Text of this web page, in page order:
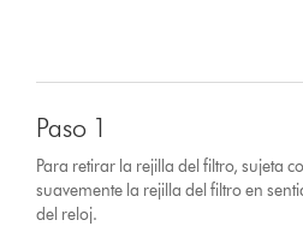
Paso 1
Para retirar la rejilla del filtro, sujeta
suavemente la rejilla del filtro en
del reloj.